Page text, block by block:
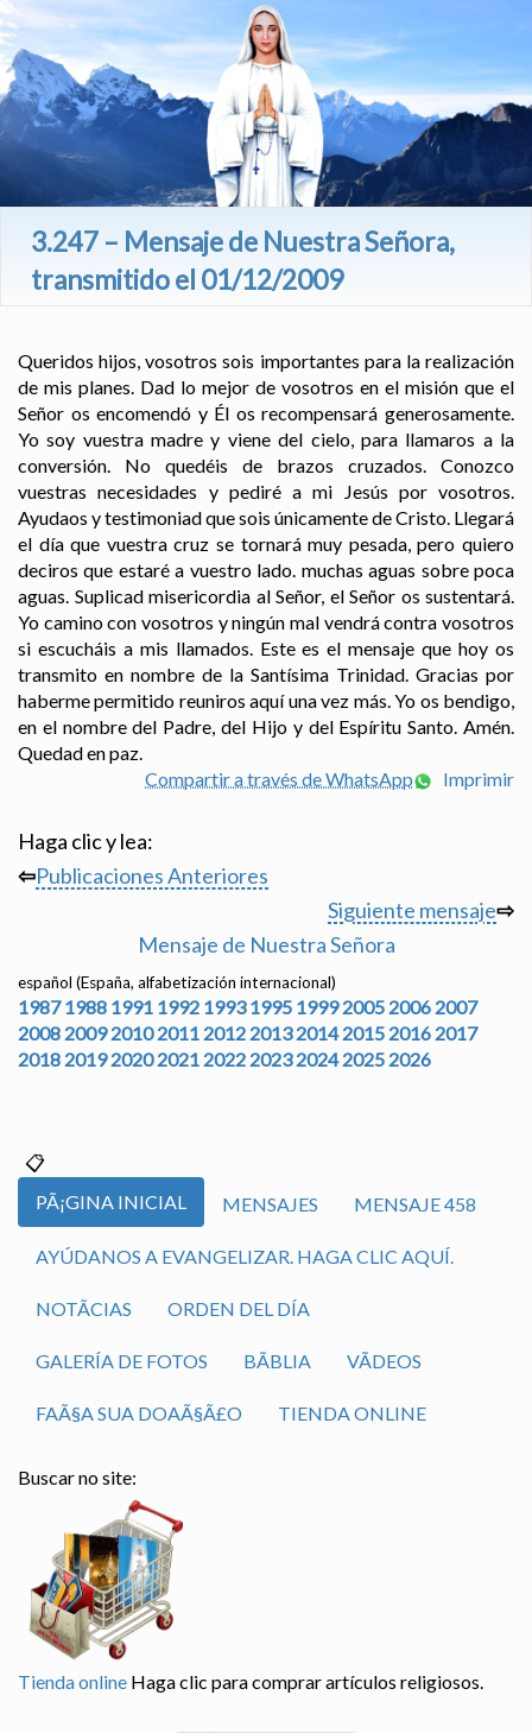
3.247 – Mensaje de Nuestra Señora,
transmitido el 01/12/2009
Queridos hijos, vosotros sois importantes para la realización
de mis planes. Dad lo mejor de vosotros en el misión que el
Señor os encomendó y Él os recompensará generosamente.
Yo soy vuestra madre y viene del cielo, para llamaros a la
conversión. No quedéis de brazos cruzados. Conozco
vuestras necesidades y pediré a mi Jesús por vosotros.
Ayudaos y testimoniad que sois únicamente de Cristo. Llegará
el día que vuestra cruz se tornará muy pesada, pero quiero
deciros que estaré a vuestro lado. muchas aguas sobre poca
aguas. Suplicad misericordia al Señor, el Señor os sustentará.
Yo camino con vosotros y ningún mal vendrá contra vosotros
si escucháis a mis llamados. Este es el mensaje que hoy os
transmito en nombre de la Santísima Trinidad. Gracias por
haberme permitido reuniros aquí una vez más. Yo os bendigo,
en el nombre del Padre, del Hijo y del Espíritu Santo. Amén.
Quedad en paz.
Compartir a través de WhatsApp
Imprimir
Haga clic y lea:
⇦Publicaciones Anteriores
Siguiente mensaje⇨
Mensaje de Nuestra Señora
español (España, alfabetización internacional)
1987 1988 1991 1992 1993 1995 1999 2005 2006 2007
2008 2009 2010 2011 2012 2013 2014 2015 2016 2017
2018 2019 2020 2021 2022 2023 2024 2025 2026
PÃ¡GINA INICIAL MENSAJES MENSAJE 458
AYÚDANOS A EVANGELIZAR. HAGA CLIC AQUÍ.
NOTÃ­CIAS ORDEN DEL DÍA
GALERÍA DE FOTOS BÃ­BLIA VÃ­DEOS
FAÃ§A SUA DOAÃ§Ã£O TIENDA ONLINE
Buscar no site:
Tienda online Haga clic para comprar artículos religiosos.